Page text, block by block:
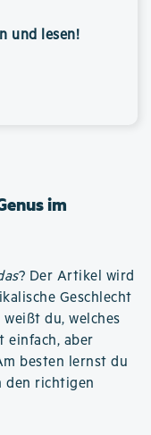
und lesen!
im
? Der Artikel wird
Geschlecht
du, welches
einfach, aber
besten lernst du
den richtigen